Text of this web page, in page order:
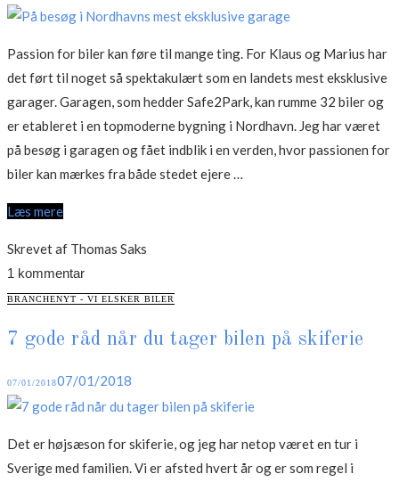
on
Passion for biler kan føre til mange ting. For Klaus og Marius har
det ført til noget så spektakulært som en landets mest eksklusive
garager. Garagen, som hedder Safe2Park, kan rumme 32 biler og
er etableret i en topmoderne bygning i Nordhavn. Jeg har været
på besøg i garagen og fået indblik i en verden, hvor passionen for
biler kan mærkes fra både stedet ejere …
Læs mere
Skrevet af Thomas Saks
1 kommentar
CATEGORIES
BRANCHENYT - VI ELSKER BILER
7 gode råd når du tager bilen på skiferie
Posted
on
07/01/201807/01/2018
Det er højsæson for skiferie, og jeg har netop været en tur i
Sverige med familien. Vi er afsted hvert år og er som regel i